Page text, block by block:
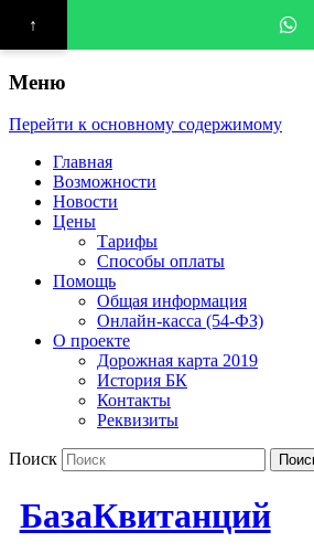
Меню
Перейти к основному содержимому
Главная
Возможности
Новости
Цены
Тарифы
Способы оплаты
Помощь
Общая информация
Онлайн-касса (54-ФЗ)
О проекте
Дорожная карта 2019
История БК
Контакты
Реквизиты
Поиск
БазаКвитанций
↑